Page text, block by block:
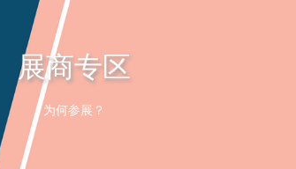
展商专区
为何参展？